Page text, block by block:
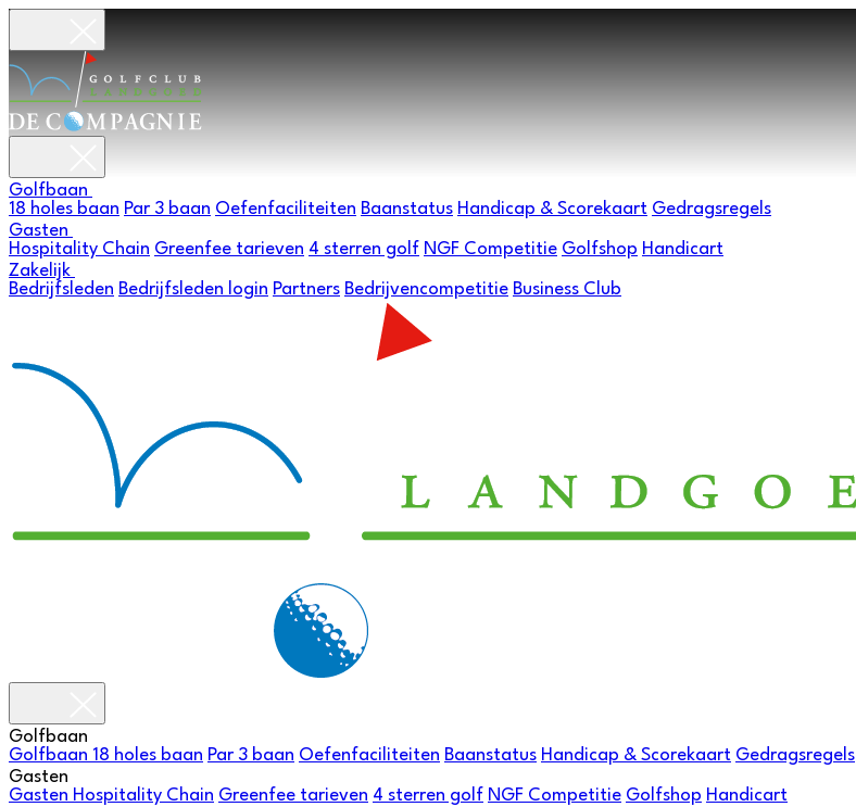
Golfbaan
18 holes baan Par 3 baan Oefenfaciliteiten Baanstatus Handicap & Scorekaart Gedragsregels
Gasten
Hospitality Chain Greenfee tarieven 4 sterren golf NGF Competitie Golfshop Handicart
Zakelijk
Bedrijfsleden Bedrijfsleden login Partners Bedrijvencompetitie Business Club
Golfbaan
Golfbaan 18 holes baan Par 3 baan Oefenfaciliteiten Baanstatus Handicap & Scorekaart Gedragsregels
Gasten
Gasten Hospitality Chain Greenfee tarieven 4 sterren golf NGF Competitie Golfshop Handicart